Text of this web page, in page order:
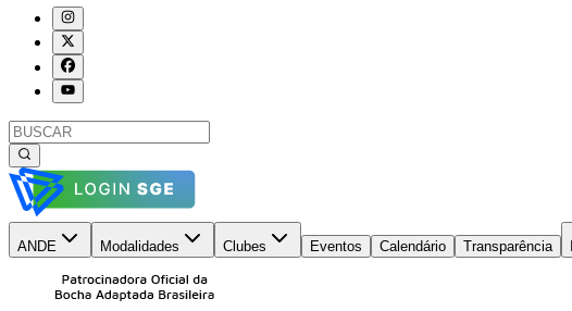
ANDE Modalidades Clubes Eventos Calendário Transparência